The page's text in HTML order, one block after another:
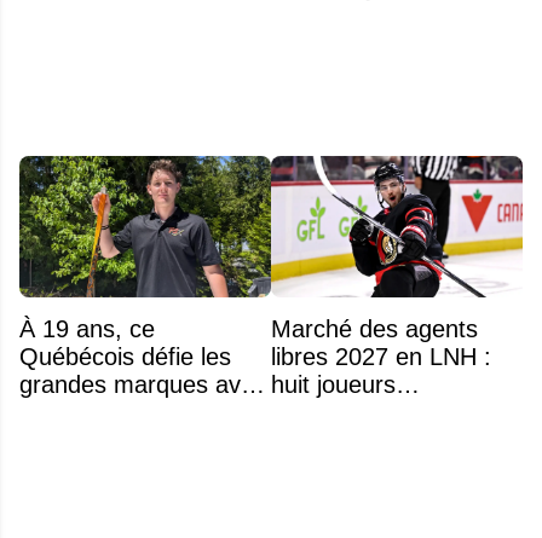
À 19 ans, ce
Québécois défie les
grandes marques avec
Marché des agents
libres 2027 en LNH :
huit joueurs